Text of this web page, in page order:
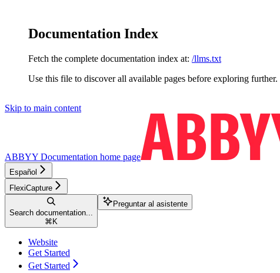
Documentation Index
Fetch the complete documentation index at: /llms.txt
Use this file to discover all available pages before exploring further.
Skip to main content
ABBYY Documentation home page
Español
FlexiCapture
Search documentation...
⌘ K
Preguntar al asistente
Website
Get Started
Get Started